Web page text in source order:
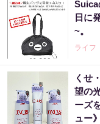
Suica
日に
~。
ライフ
くせ
望の
ーズ
ュー》